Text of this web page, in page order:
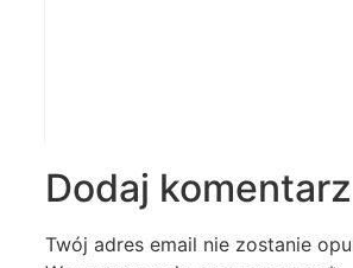
Dodaj komentarz
Twój adres email nie zostanie